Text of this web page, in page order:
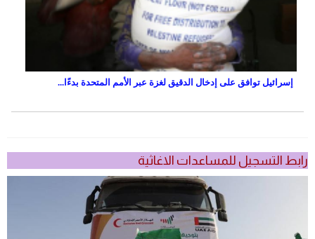
إسرائيل توافق على إدخال الدقيق لغزة عبر الأمم المتحدة بدءًا...
رابط التسجيل للمساعدات الاغاثية